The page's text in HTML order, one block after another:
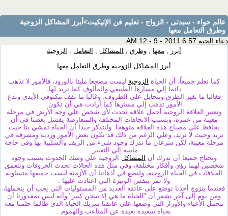
عالم حواء - سيدتى - الزواج - تعليم فن الإتيكيت>أبرز المشاكل الزوجية
وطرق التعامل معها
دعاء الجنه
أبرز , معها , وطرق , المشاكل , التعامل , الزوجية
أبرز المشاكل الزوجية وطرق التعامل معها
كما نعلم جميعاً، أن الحياة الزوجية ليست مضجعا مليئا بالورود، فالأمور لا تذهب
دائما إلي مسارها الطبيعي والمألوف كما نريد لها،
فغالبا ما نغير الطرق ونتحايل علي الظروف، وغالبا ما نقف مكتوفي الأيدي وندع
الأمور تذهب إلي مسارها كما أرادت هي أن تكون.
وتعتبر العلاقة الزوجية أجمل علاقة تحدث لأي شخص علي وجه الأرض في مرحلة
معينة من عمره، وبسبب الاتجاهات المختلفة والمتعارضة يفشل بعضنا في أن
يحافظ علي مصباح هذه العلاقة متوهجا. ولنتذكر جيدا أن الحياة تمشي بنا حيث
نريد وحيث لا نريد، وعلي الرغم من ذلك قد تكون بعض الأمور وردية ومشرقة في
مرحلة معينة، لكن سرعان ما ندرك وجود شيء من الزيف والسلبية بها وفي حاجة
ماسة إلي التغيير.
ونحتاج جميعا أن ندرك أن المشاكل الزوجية علي وشك الحدوث بسبب وجود
شخصين لهما رؤى وأفكار مختلفة، وفي مثل هذه الحالات تحدث الخروقات وتتعمق
الخلافات في الحياة الزوجية، ولنضع في أذهاننا أن الأزمنة ليست جميعها متساوية
ولا تمر بنفس الوتيرة التي اعتادت عليها .
فعندما يتزوج أحدنا توضع على عاتقه العديد من المسئوليات التي يجب أن يتحملها،
ومن يوم إلى آخر نشعر أن "الحياة ما هي إلا سجن كبير" وأنه ليس بمقدورنا أن
نتحمل الأعباء والأوزار التي وضعها علي عاتقنا شريك الحياة الذي طالما حلمنا معه
بحياة سعيدة بعيدة عن المتاعب والهموم .